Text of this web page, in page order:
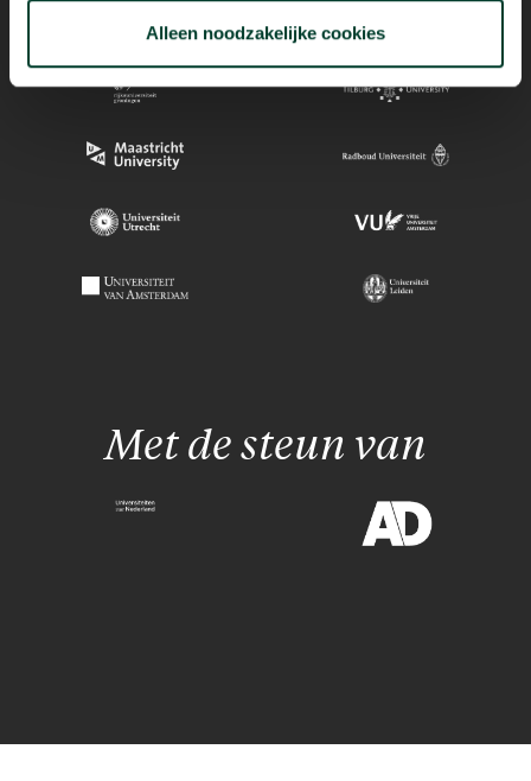
Alleen noodzakelijke cookies
Met de steun van